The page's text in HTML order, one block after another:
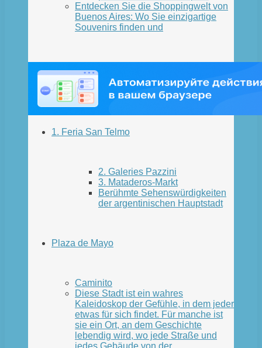
Entdecken Sie die Shoppingwelt von
Buenos Aires: Wo Sie einzigartige
Souvenirs finden und
1. Feria San Telmo
2. Galeries Pazzini
3. Mataderos-Markt
Berühmte Sehenswürdigkeiten
der argentinischen Hauptstadt
Plaza de Mayo
Caminito
Diese Stadt ist ein wahres
Kaleidoskop der Gefühle, in dem jeder
etwas für sich findet. Für manche ist
sie ein Ort, an dem Geschichte
lebendig wird, wo jede Straße und